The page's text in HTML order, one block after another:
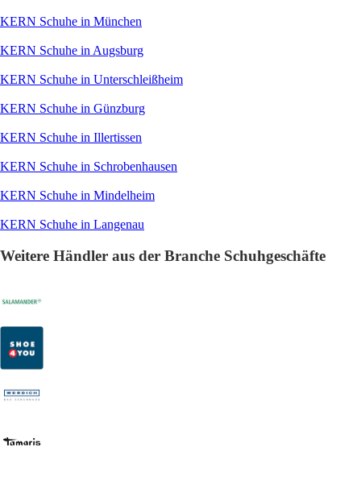
KERN Schuhe in München
KERN Schuhe in Augsburg
KERN Schuhe in Unterschleißheim
KERN Schuhe in Günzburg
KERN Schuhe in Illertissen
KERN Schuhe in Schrobenhausen
KERN Schuhe in Mindelheim
KERN Schuhe in Langenau
Weitere Händler aus der Branche Schuhgeschäfte